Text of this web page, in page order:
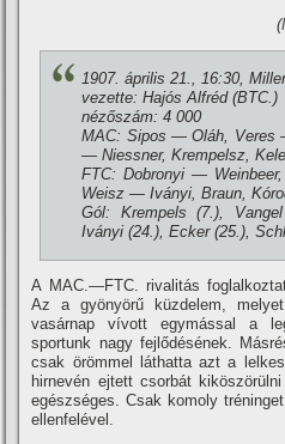
1907. április 21., 16:30,
vezette: Hajós Alfréd (BTC.)
nézőszám: 4 000
MAC: Sipos — Oláh, Veres
— Niessner, Krempelsz,
FTC: Dobronyi —
Weisz — Iványi, Braun,
Gól: Krempels (7.),
Iványi (24.), Ecker (25.),
A MAC.—FTC. rivalitás
Az a gyönyörű küzdelem,
vasárnap ví­vott egymással a
sportunk nagy fejlődésének.
csak örömmel láthatta azt a
hirnevén ejtett csorbát
egészséges. Csak komoly
ellenfelével.